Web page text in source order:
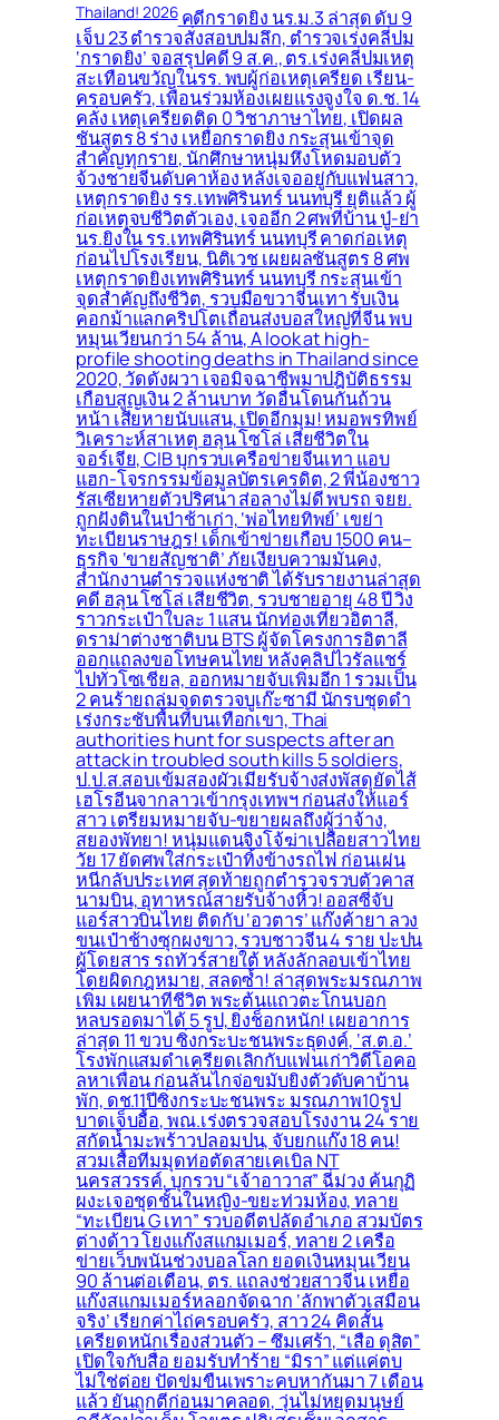
Thailand! 2026คดีกราดยิง นร.ม.3 ล่าสุด ดับ 9
เจ็บ 23 ตำรวจสั่งสอบปมลึก, ตำรวจเร่งคลี่ปม
‘กราดยิง’ จอสรุปคดี 9 ส.ค., ตร.เร่งคลี่ปมเหตุ
สะเทือนขวัญในรร. พบผู้ก่อเหตุเครียด เรียน-
ครอบครัว, เพื่อนร่วมห้องเผยแรงจูงใจ ด.ช. 14
คลั่ง เหตุเครียดติด 0 วิชาภาษาไทย, เปิดผล
ชันสูตร 8 ร่าง เหยื่อกราดยิง กระสุนเข้าจุด
สำคัญทุกราย, นักศึกษาหนุ่มหึงโหดมอบตัว
จ้วงชายจีนดับคาห้อง หลังเจออยู่กับแฟนสาว,
เหตุกราดยิง รร.เทพศิรินทร์ นนทบุรี ยุติแล้ว ผู้
ก่อเหตุจบชีวิตตัวเอง, เจออีก 2 ศพที่บ้าน ปู่-ย่า
นร.ยิงใน รร.เทพศิรินทร์ นนทบุรี คาดก่อเหตุ
ก่อนไปโรงเรียน, นิติเวช เผยผลชันสูตร 8 ศพ
เหตุกราดยิงเทพศิรินทร์ นนทบุรี กระสุนเข้า
จุดสำคัญถึงชีวิต, รวบมือขวาจีนเทา รับเงิน
คอกม้าแลกคริปโตเถื่อนส่งบอสใหญ่ที่จีน พบ
หมุนเวียนกว่า 54 ล้าน, A look at high-
profile shooting deaths in Thailand since
2020, วัดดังผวา เจอมิจฉาชีพมาปฎิบัติธรรม
เกือบสูญเงิน 2 ล้านบาท วัดอื่นโดนกันถ้วน
หน้า เสียหายนับแสน, เปิดอีกมุม! หมอพรทิพย์
วิเคราะห์สาเหตุ ฮลุน โซโล่ เสียชีวิตใน
จอร์เจีย, CIB บุกรวบเครือข่ายจีนเทา แอบ
แฮก-โจรกรรมข้อมูลบัตรเครดิต, 2 พี่น้องชาว
รัสเซียหายตัวปริศนา ส่อลางไม่ดี พบรถ จยย.
ถูกฝังดินในป่าช้าเก่า, ‘พ่อไทยทิพย์’ เขย่า
ทะเบียนราษฎร! เด็กเข้าข่ายเกือบ 1500 คน–
ธุรกิจ ‘ขายสัญชาติ’ ภัยเงียบความมั่นคง,
สำนักงานตำรวจแห่งชาติ ได้รับรายงานล่าสุด
คดี ฮลุน โซโล่ เสียชีวิต, รวบชายอายุ 48 ปี วิ่ง
ราวกระเป๋าใบละ 1 แสน นักท่องเที่ยวอิตาลี,
ดราม่าต่างชาติบน BTS ผู้จัดโครงการอิตาลี
ออกแถลงขอโทษคนไทย หลังคลิปไวรัลแชร์
ไปทั่วโซเชียล, ออกหมายจับเพิ่มอีก 1 รวมเป็น
2 คนร้ายถล่มจุดตรวจบูเก๊ะซามี นักรบชุดดำ
เร่งกระชับพื้่นที่บนเทือกเขา, Thai
authorities hunt for suspects after an
attack in troubled south kills 5 soldiers,
ป.ป.ส.สอบเข้มสองผัวเมียรับจ้างส่งพัสดุยัดไส้
เฮโรอีนจากลาวเข้ากรุงเทพฯ ก่อนส่งให้แอร์
สาว เตรียมหมายจับ-ขยายผลถึงผู้ว่าจ้าง,
สยองพัทยา! หนุ่มแดนจิงโจ้ฆ่าเปลือยสาวไทย
วัย 17 ยัดศพใส่กระเป๋าทิ้งข้างรถไฟ ก่อนเผ่น
หนีกลับประเทศ สุดท้ายถูกตำรวจรวบตัวคาส
นามบิน, อุทาหรณ์สายรับจ้างหิ้ว! ออสซี่จับ
แอร์สาวบินไทย ติดกับ ‘อวตาร’ แก๊งค้ายา ลวง
ขนเป๋าช้างซุกผงขาว, รวบชาวจีน 4 ราย ปะปน
ผู้โดยสาร รถทัวร์สายใต้ หลังลักลอบเข้าไทย
โดยผิดกฎหมาย, สลดซ้ำ! ล่าสุดพระมรณภาพ
เพิ่ม เผยนาทีชีวิต พระต้นแถวตะโกนบอก
หลบรอดมาได้ 5 รูป, ยิ่งช็อกหนัก! เผยอาการ
ล่าสุด 11 ขวบ ซิ่งกระบะชนพระธุดงค์, ‘ส.ต.อ.’
โรงพักแสมดำเครียดเลิกกับแฟนเก่าวิดีโอคอ
ลหาเพื่อน ก่อนลั่นไกจ่อขมับยิงตัวดับคาบ้าน
พัก, ดช.11ปีซิ่งกระบะชนพระ มรณภาพ10รูป
บาดเจ็บอื้อ, พณ.เร่งตรวจสอบโรงงาน 24 ราย
สกัดน้ำมะพร้าวปลอมปน, จับยกแก๊ง 18 คน!
สวมเสื้อทีมมุดท่อตัดสายเคเบิล NT
นครสวรรค์, บุกรวบ “เจ้าอาวาส” ฉี่ม่วง ค้นกุฏิ
ผงะเจอชุดชั้นในหญิง-ขยะท่วมห้อง, ทลาย
“ทะเบียน G เทา” รวบอดีตปลัดอำเภอ สวมบัตร
ต่างด้าว โยงแก๊งสแกมเมอร์, ทลาย 2 เครือ
ข่ายเว็บพนันช่วงบอลโลก ยอดเงินหมุนเวียน
90 ล้านต่อเดือน, ตร. แถลงช่วยสาวจีน เหยื่อ
แก๊งสแกมเมอร์หลอกจัดฉาก ‘ลักพาตัวเสมือน
จริง’ เรียกค่าไถ่ครอบครัว, สาว 24 คิดสั้น
เครียดหนักเรื่องส่วนตัว – ซึมเศร้า, “เสือ ดุสิต”
เปิดใจกับสื่อ ยอมรับทำร้าย “มิรา” แต่แค่ตบ
ไม่ใช่ต่อย ปัดข่มขืนเพราะคบหากันมา 7 เดือน
แล้ว ยันถูกตีก่อนมาคลอด, วุ่นไม่หยุดมนุษย์